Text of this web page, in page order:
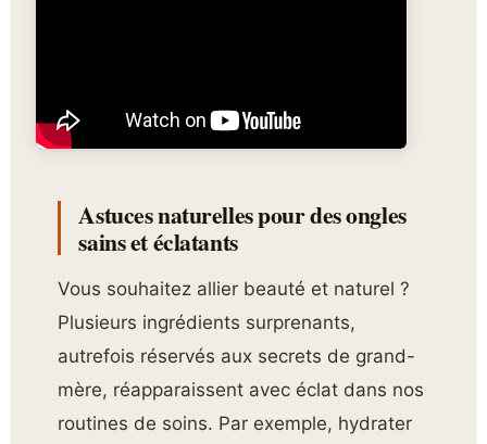
Astuces naturelles pour des ongles
sains et éclatants
Vous souhaitez allier beauté et naturel ?
Plusieurs ingrédients surprenants,
autrefois réservés aux secrets de grand-
mère, réapparaissent avec éclat dans nos
routines de soins. Par exemple, hydrater